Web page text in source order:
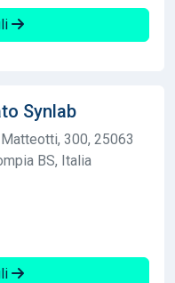
Synlab
300, 25063
BS, Italia